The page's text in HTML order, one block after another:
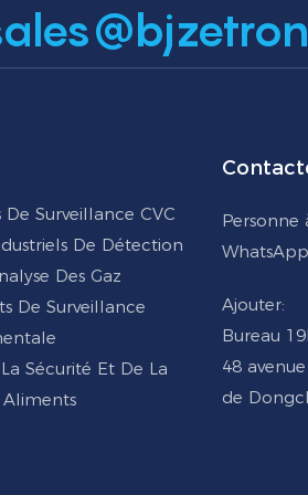
Surveillance CVC
De Détection
Des Gaz
De Surveillance
Sécurité Et De La
Aliments
Personne
Ajouter:
Bureau
48
de